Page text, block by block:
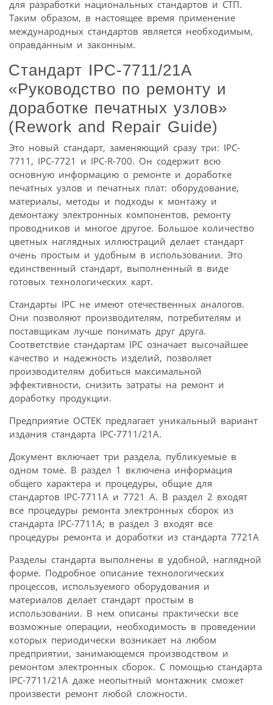
для разработки национальных стандартов и СТП.
Таким образом, в настоящее время применение
международных стандартов является необходимым,
оправданным и законным.
Стандарт IPC-7711/21А
«Руководство по ремонту и
доработке печатных узлов»
(Rework and Repair Guide)
Это новый стандарт, заменяющий сразу три: IPC-
7711, IPC-7721 и IPC-R-700. Он содержит всю
основную информацию о ремонте и доработке
печатных узлов и печатных плат: оборудование,
материалы, методы и подходы к монтажу и
демонтажу электронных компонентов, ремонту
проводников и многое другое. Большое количество
цветных наглядных иллюстраций делает стандарт
очень простым и удобным в использовании. Это
единственный стандарт, выполненный в виде
готовых технологических карт.
Стандарты IPC не имеют отечественных аналогов.
Они позволяют производителям, потребителям и
поставщикам лучше понимать друг друга.
Соответствие стандартам IPC означает высочайшее
качество и надежность изделий, позволяет
производителям добиться максимальной
эффективности, снизить затраты на ремонт и
доработку продукции.
Предприятие ОСТЕК предлагает уникальный вариант
издания стандарта IPC-7711/21A.
Документ включает три раздела, публикуемые в
одном томе. В раздел 1 включена информация
общего характера и процедуры, общие для
стандартов IPC-7711A и 7721 А. В раздел 2 входят
все процедуры ремонта электронных сборок из
стандарта IPC-7711A; в раздел 3 входят все
процедуры ремонта и доработки из стандарта 7721А
Разделы стандарта выполнены в удобной, наглядной
форме. Подробное описание технологических
процессов, используемого оборудования и
материалов делает стандарт простым в
использовании. В нем описаны практически все
возможные операции, необходимость в проведении
которых периодически возникает на любом
предприятии, занимающемся производством и
ремонтом электронных сборок. С помощью стандарта
IPC-7711/21A даже неопытный монтажник сможет
произвести ремонт любой сложности.